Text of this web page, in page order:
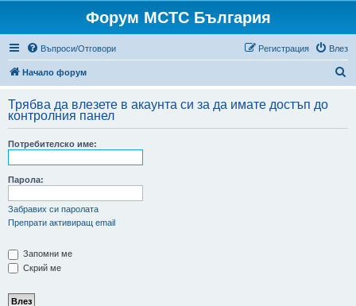
Форум МСТС България
Въпроси/Отговори Влез
Регистрация
Начало форум
с
Трябва да влезете в акаунта си за да имате достъп до
контролния панел
Потребителско име:
Парола:
Забравих си паролата
Препрати активиращ email
Запомни ме
Скрий ме